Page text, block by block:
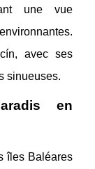
une vue
avec ses
sinueuses.
en
îles Baléares